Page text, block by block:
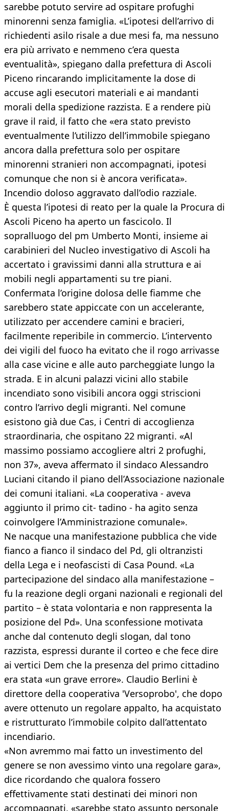
sarebbe potuto servire ad ospitare profughi
minorenni senza famiglia. «L’ipotesi dell’arrivo di
richiedenti asilo risale a due mesi fa, ma nessuno
era più arrivato e nemmeno c’era questa
eventualità», spiegano dalla prefettura di Ascoli
Piceno rincarando implicitamente la dose di
accuse agli esecutori materiali e ai mandanti
morali della spedizione razzista. E a rendere più
grave il raid, il fatto che «era stato previsto
eventualmente l’utilizzo dell’immobile spiegano
ancora dalla prefettura solo per ospitare
minorenni stranieri non accompagnati, ipotesi
comunque che non si è ancora verificata».
Incendio doloso aggravato dall’odio razziale.
È questa l’ipotesi di reato per la quale la Procura di
Ascoli Piceno ha aperto un fascicolo. Il
sopralluogo del pm Umberto Monti, insieme ai
carabinieri del Nucleo investigativo di Ascoli ha
accertato i gravissimi danni alla struttura e ai
mobili negli appartamenti su tre piani.
Confermata l’origine dolosa delle fiamme che
sarebbero state appiccate con un accelerante,
utilizzato per accendere camini e bracieri,
facilmente reperibile in commercio. L’intervento
dei vigili del fuoco ha evitato che il rogo arrivasse
alla case vicine e alle auto parcheggiate lungo la
strada. E in alcuni palazzi vicini allo stabile
incendiato sono visibili ancora oggi striscioni
contro l’arrivo degli migranti. Nel comune
esistono già due Cas, i Centri di accoglienza
straordinaria, che ospitano 22 migranti. «Al
massimo possiamo accogliere altri 2 profughi,
non 37», aveva affermato il sindaco Alessandro
Luciani citando il piano dell’Associazione nazionale
dei comuni italiani. «La cooperativa - aveva
aggiunto il primo cit- tadino - ha agito senza
coinvolgere l’Amministrazione comunale».
Ne nacque una manifestazione pubblica che vide
fianco a fianco il sindaco del Pd, gli oltranzisti
della Lega e i neofascisti di Casa Pound. «La
partecipazione del sindaco alla manifestazione –
fu la reazione degli organi nazionali e regionali del
partito – è stata volontaria e non rappresenta la
posizione del Pd». Una sconfessione motivata
anche dal contenuto degli slogan, dal tono
razzista, espressi durante il corteo e che fece dire
ai vertici Dem che la presenza del primo cittadino
era stata «un grave errore». Claudio Berlini è
direttore della cooperativa 'Versoprobo', che dopo
avere ottenuto un regolare appalto, ha acquistato
e ristrutturato l’immobile colpito dall’attentato
incendiario.
«Non avremmo mai fatto un investimento del
genere se non avessimo vinto una regolare gara»,
dice ricordando che qualora fossero
effettivamente stati destinati dei minori non
accompagnati, «sarebbe stato assunto personale